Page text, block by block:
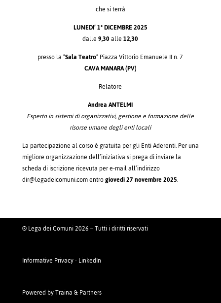
che si terrà
LUNEDI’ 1° DICEMBRE 2025
dalle9,30alle12,30
presso la “Sala Teatro” Piazza Vittorio Emanuele II n. 7
CAVA MANARA (PV)
Relatore
Andrea ANTELMI
Esperto in sistemi di organizzativi, gestione e formazione delle
risorse umane degli enti locali
La partecipazione al corso è gratuita per gli Enti Aderenti. Per una
migliore organizzazione dell’iniziativa si prega di inviare la
scheda di iscrizione ricevuta per e-mail all’indirizzo
dir@legadeicomuni.com entrogiovedì 27 novembre 2025.
® Lega dei Comuni 2026 – Tutti i diritti riservati
Informative Privacy-LinkedIn
Powered byTraina & Partners